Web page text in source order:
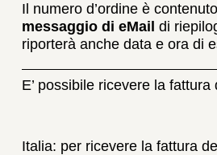
Il numero d’ordine è
messaggio di eMail di
riporterà anche data e ora di
E’ possibile ricevere la
Italia: per ricevere la fattura